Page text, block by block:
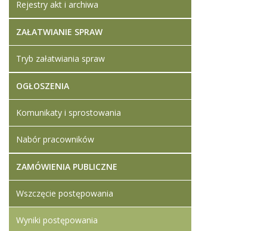
Rejestry akt i archiwa
ZAŁATWIANIE SPRAW
Tryb załatwiania spraw
OGŁOSZENIA
Komunikaty i sprostowania
Nabór pracowników
ZAMÓWIENIA PUBLICZNE
Wszczęcie postępowania
Wyniki postępowania